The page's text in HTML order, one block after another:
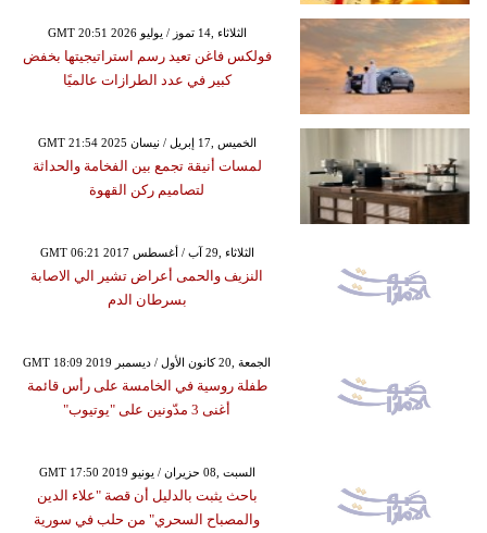
GMT 20:51 2026 الثلاثاء ,14 تموز / يوليو
فولكس فاغن تعيد رسم استراتيجيتها بخفض
كبير في عدد الطرازات عالميًا
GMT 21:54 2025 الخميس ,17 إبريل / نيسان
لمسات أنيقة تجمع بين الفخامة والحداثة
لتصاميم ركن القهوة
GMT 06:21 2017 الثلاثاء ,29 آب / أغسطس
النزيف والحمى أعراض تشير الي الاصابة
بسرطان الدم
GMT 18:09 2019 الجمعة ,20 كانون الأول / ديسمبر
طفلة روسية في الخامسة على رأس قائمة
أغنى 3 مدّونين على "يوتيوب"
GMT 17:50 2019 السبت ,08 حزيران / يونيو
باحث يثبت بالدليل أن قصة "علاء الدين
والمصباح السحري" من حلب في سورية